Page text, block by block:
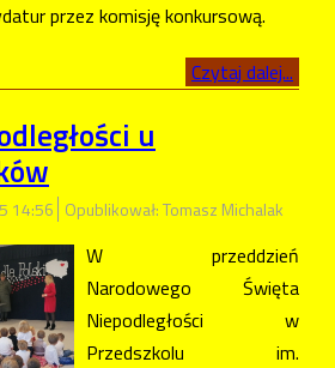
przez komisję konkursową.
Czytaj dalej...
u
14:56 Opublikował: Tomasz Michalak
W przeddzień
Narodowego Święta
Niepodległości w
Przedszkolu im.